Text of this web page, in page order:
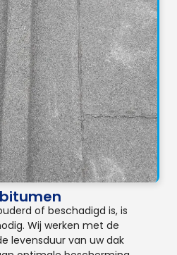
of beschadigd is, is
Wij werken met de
levensduur van uw dak